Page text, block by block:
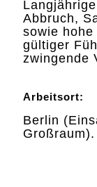
Abbruch,
sowie
gültiger
zwingende
Arbeitsort:
Berlin
Großraum).